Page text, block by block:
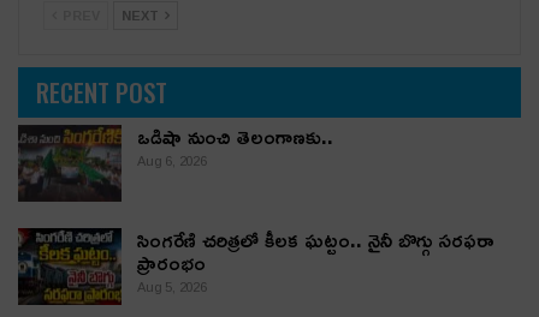
NEXT
RECENT POST
ఒడిషా నుంచి తెలంగాణ‌కు..
Aug 6, 2026
సింగరేణి చరిత్రలో కీలక ఘట్టం.. నైనీ బొగ్గు సరఫరా
ప్రారంభం
Aug 5, 2026